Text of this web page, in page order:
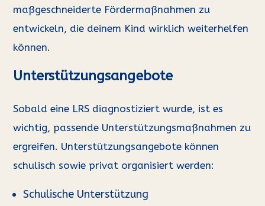
maßgeschneiderte Fördermaßnahmen zu
entwickeln, die deinem Kind wirklich weiterhelfen
können.
Unterstützungsangebote
Sobald eine LRS diagnostiziert wurde, ist es
wichtig, passende Unterstützungsmaßnahmen zu
ergreifen. Unterstützungsangebote können
schulisch sowie privat organisiert werden:
Schulische Unterstützung